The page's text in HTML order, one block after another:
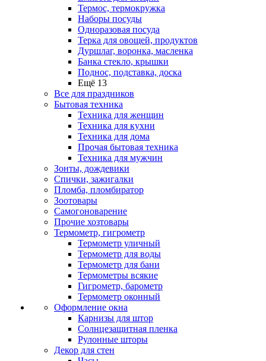
Термос, термокружка
Наборы посуды
Одноразовая посуда
Терка для овощей, продуктов
Дуршлаг, воронка, масленка
Банка стекло, крышки
Поднос, подставка, доска
Ещё 13
Все для праздников
Бытовая техника
Техника для женщин
Техника для кухни
Техника для дома
Прочая бытовая техника
Техника для мужчин
Зонты, дождевики
Спички, зажигалки
Пломба, пломбиратор
Зоотовары
Самогоноварение
Прочие хозтовары
Термометр, гигрометр
Термометр уличный
Термометр для воды
Термометр для бани
Термометры всякие
Гигрометр, барометр
Термометр оконный
Оформление окна
Карнизы для штор
Солнцезащитная пленка
Рулонные шторы
Декор для стен